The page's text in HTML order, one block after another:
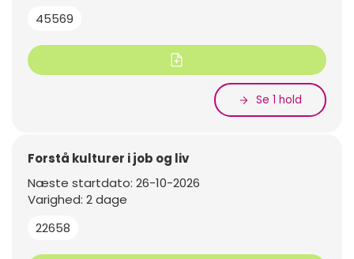
45569
Se 1 hold
Forstå kulturer i job og liv
22658
Næste startdato: 26-10-2026
Varighed: 2 dage